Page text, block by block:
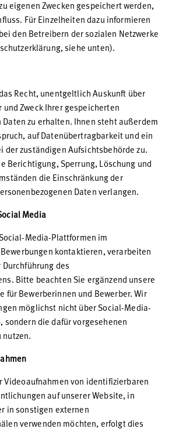
eigenen Zwecken gespeichert werden,
Für Einzelheiten dazu informieren
den Betreibern der sozialen Netzwerke
siehe unten).
Recht, unentgeltlich Auskunft über
und Zweck Ihrer gespeicherten
Daten zu erhalten. Ihnen steht außerdem
auf Datenübertragbarkeit und ein
der zuständigen Aufsichtsbehörde zu.
Berichtigung, Sperrung, Löschung und
die Einschränkung der
Daten verlangen.
Media
Media-Plattformen im
kontaktieren, verarbeiten
des
Bitte beachten Sie ergänzend unsere
für Bewerberinnen und Bewerber. Wir
möglichst nicht über Social-Media-
sondern die dafür vorgesehenen
nutzen.
Videoaufnahmen von identifizierbaren
auf unserer Website, in
in sonstigen externen
verwenden möchten, erfolgt dies